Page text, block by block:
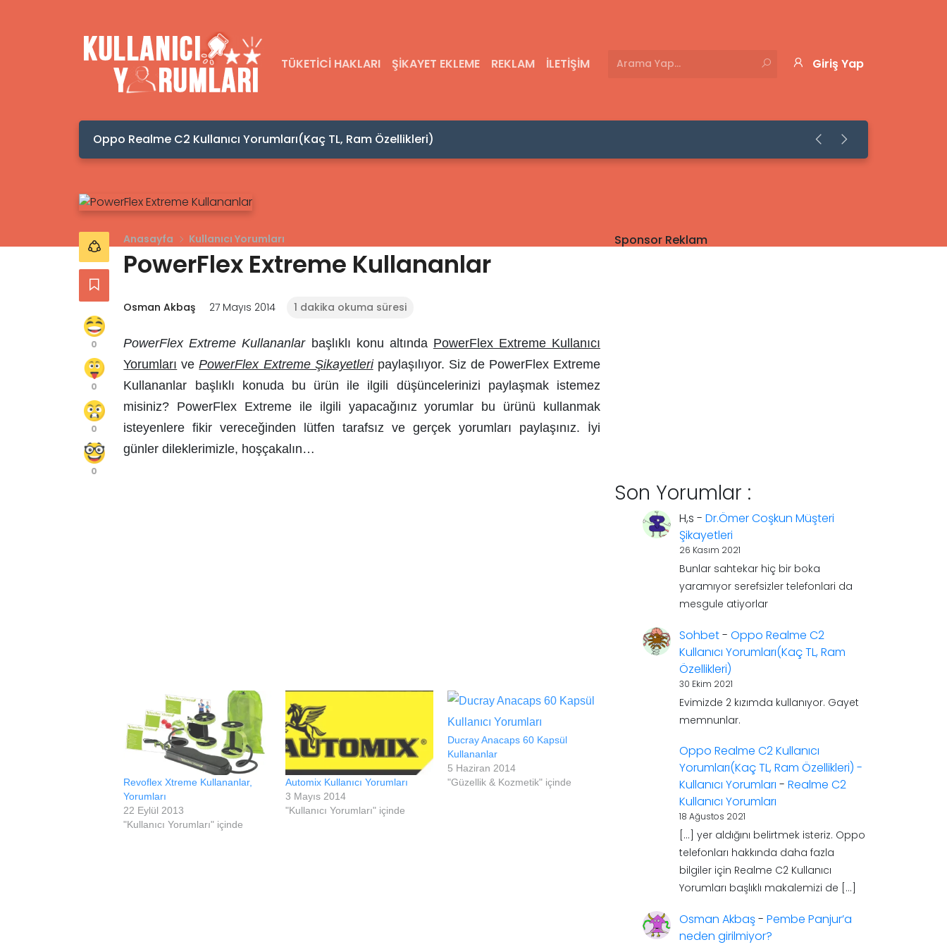
TÜKETICI HAKLARI ŞIKAYET EKLEME REKLAM İLETIŞIM Giriş Yap
TL, Ram Özellikleri)
0
0
0
0
Anasayfa Kullanıcı Yorumları
PowerFlex Extreme Kullananlar
Osman Akbaş 27 Mayıs 2014 1 dakika okuma süresi
PowerFlex Extreme Kullananlarbaşlıklı konu altında PowerFlex Extreme Kullanıcı
Yorumları vePowerFlex Extreme Şikayetleripaylaşılıyor. Siz de PowerFlex Extreme
Kullananlar başlıklı konuda bu ürün ile ilgili düşüncelerinizi paylaşmak istemez
misiniz? PowerFlex Extreme ile ilgili yapacağınız yorumlar bu ürünü kullanmak
isteyenlere fikir vereceğinden lütfen tarafsız ve gerçek yorumları paylaşınız. İyi
günler dileklerimizle, hoşçakalın…
Revoflex Xtreme Kullananlar,
Yorumları
22 Eylül 2013
"Kullanıcı Yorumları" içinde
Automix Kullanıcı Yorumları
3 Mayıs 2014
"Kullanıcı Yorumları" içinde
Ducray Anacaps 60 Kapsül
Kullananlar
5 Haziran 2014
"Güzellik & Kozmetik" içinde
Sponsor Reklam
Son Yorumlar :
H,s - Dr.Ömer Coşkun Müşteri
Şikayetleri
26 Kasım 2021
Bunlar sahtekar hiç bir boka
yaramıyor serefsizler telefonlari da
mesgule atiyorlar
Sohbet- Oppo Realme C2
Kullanıcı Yorumları(Kaç TL, Ram
Özellikleri)
30 Ekim 2021
Evimizde 2 kızımda kullanıyor. Gayet
memnunlar.
Oppo Realme C2 Kullanıcı
Yorumları(Kaç TL, Ram Özellikleri) -
Kullanıcı Yorumları - Realme C2
Kullanıcı Yorumları
18 Ağustos 2021
[…] yer aldığını belirtmek isteriz. Oppo
telefonları hakkında daha fazla
bilgiler için Realme C2 Kullanıcı
Yorumları başlıklı makalemizi de […]
Osman Akbaş- Pembe Panjur’a
neden girilmiyor?